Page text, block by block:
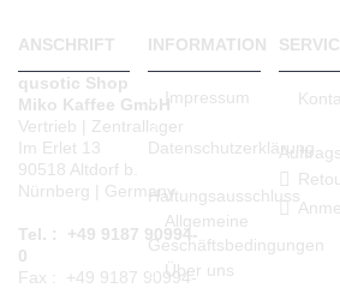
ANSCHRIFT
qusotic Shop
Miko Kaffee GmbH
Vertrieb | Zentrallager
Im Erlet 13
90518 Altdorf b.
Nürnberg | Germany
Tel. : +49 9187 90994-
0
Fax : +49 9187 90994-
INFORMATION
Impressum
Datenschutzerklärung
Haftungsausschluss
Allgemeine
Geschäftsbedingungen
Über uns